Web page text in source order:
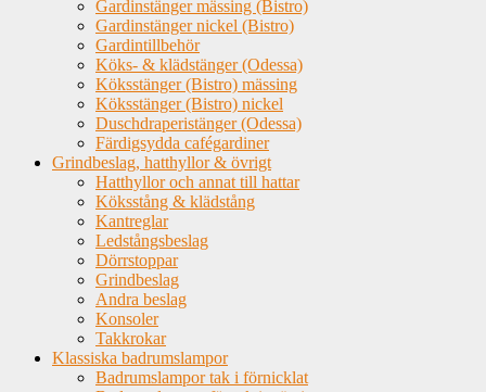
Gardinstänger mässing (Bistro)
Gardinstänger nickel (Bistro)
Gardintillbehör
Köks- & klädstänger (Odessa)
Köksstänger (Bistro) mässing
Köksstänger (Bistro) nickel
Duschdraperistänger (Odessa)
Färdigsydda cafégardiner
Grindbeslag, hatthyllor & övrigt
Hatthyllor och annat till hattar
Köksstång & klädstång
Kantreglar
Ledstångsbeslag
Dörrstoppar
Grindbeslag
Andra beslag
Konsoler
Takkrokar
Klassiska badrumslampor
Badrumslampor tak i förnicklat